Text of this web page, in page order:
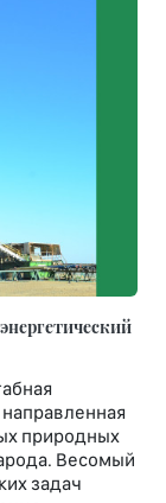
природных
Весомый
задач